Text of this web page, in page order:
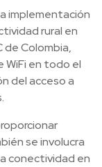
implementación
rural en
de Colombia,
en todo el
del acceso a
se involucra
conectividad en